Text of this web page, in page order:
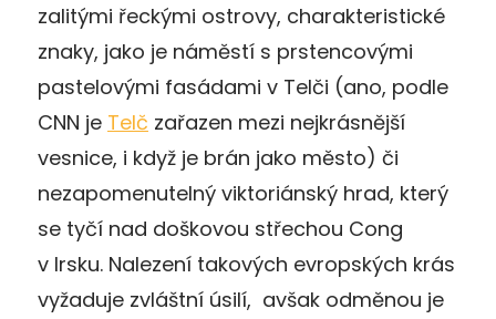
zalitými řeckými ostrovy, charakteristické
znaky, jako je náměstí s prstencovými
pastelovými fasádami v Telči (ano, podle
CNN je Telč zařazen mezi nejkrásnější
vesnice, i když je brán jako město) či
nezapomenutelný viktoriánský hrad, který
se tyčí nad doškovou střechou Cong
v Irsku. Nalezení takových evropských krás
vyžaduje zvláštní úsilí, avšak odměnou je